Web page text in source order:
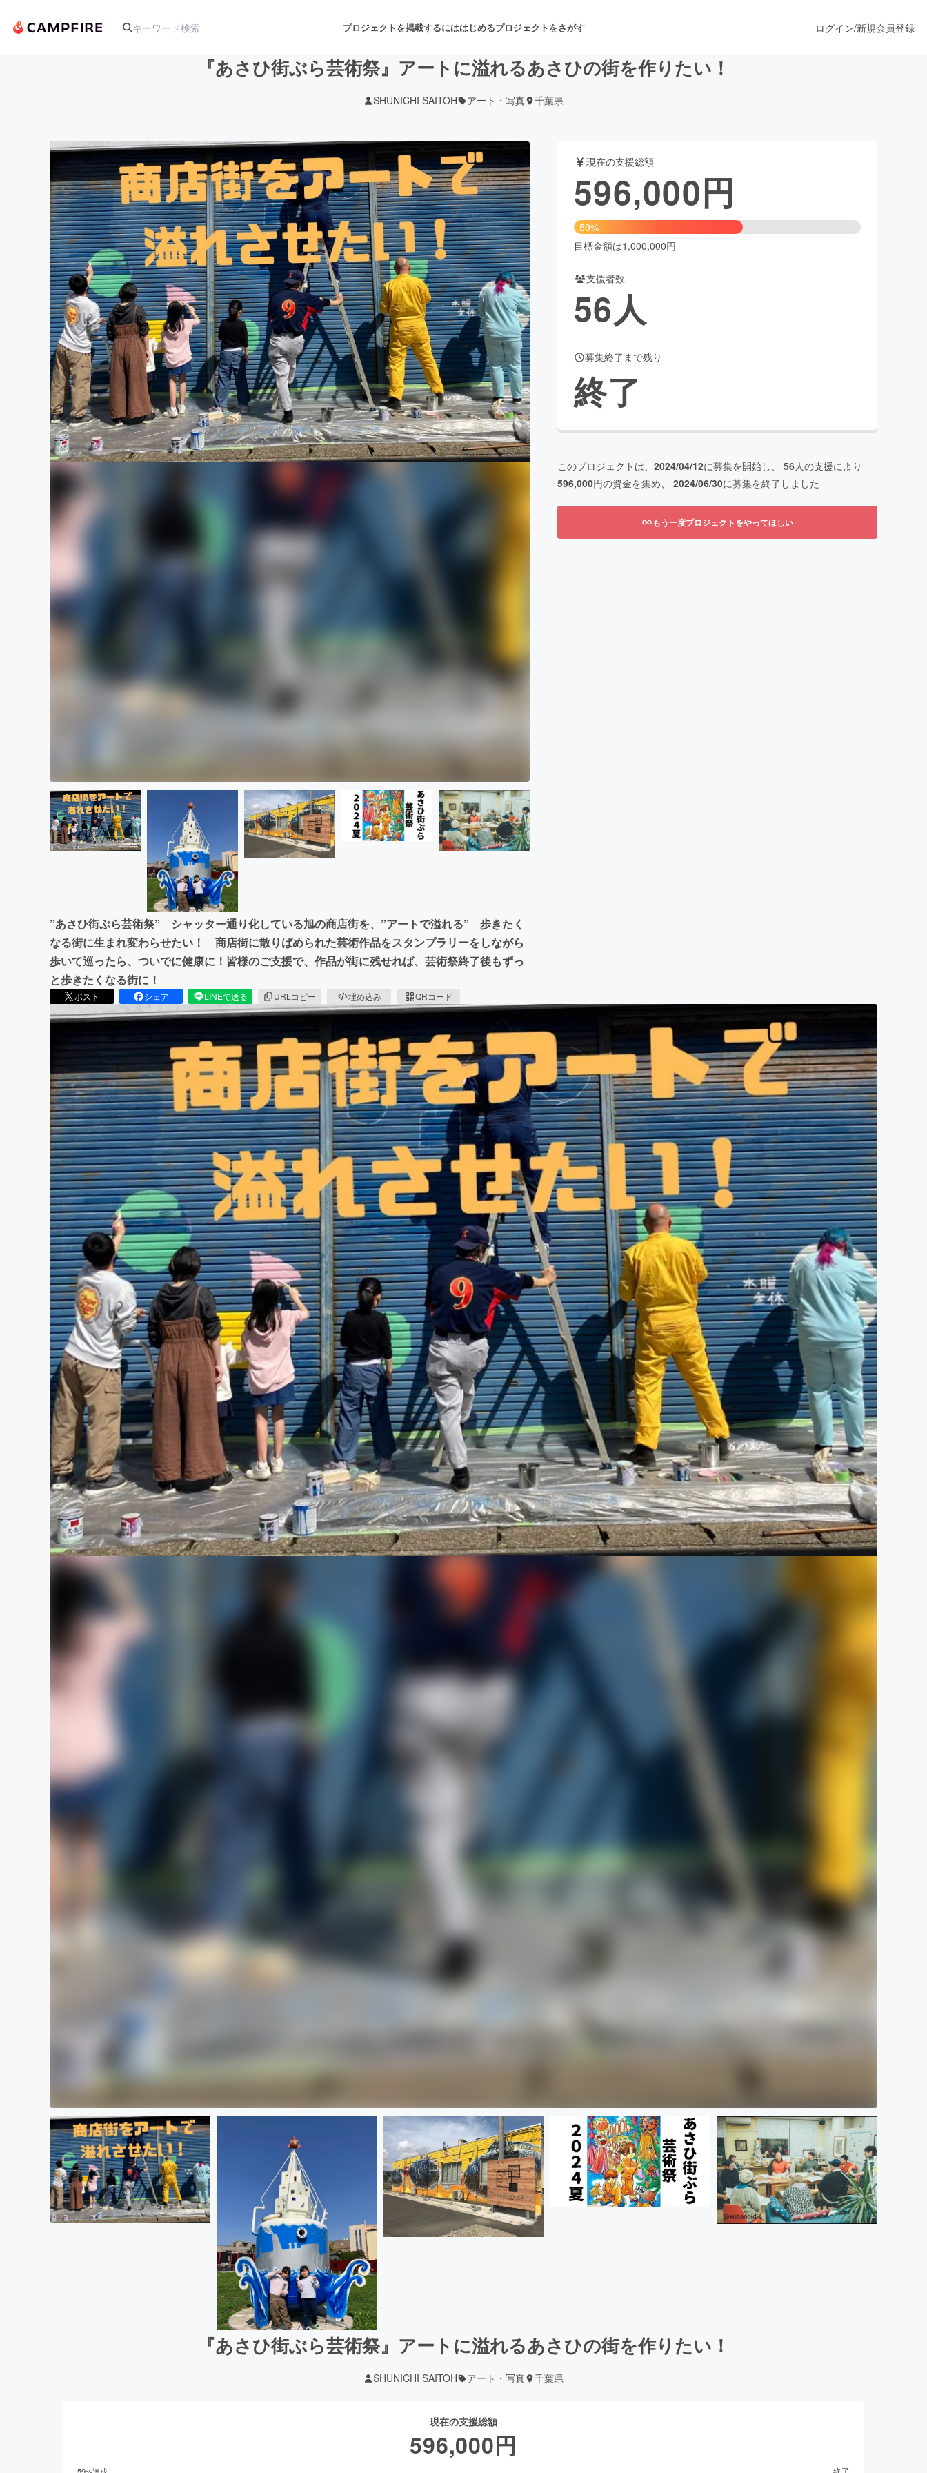
プロジェクトを掲載するにははじめるプロジェクトをさがす
アート・写真 音楽 舞台・パフォーマンス
テクノロジー・ガジェット ゲーム・サービス開発 フード・飲食店 ファッション
映像・映画 書籍・雑誌出版 アニメ・漫画
ビジネス・起業 チャレンジ ビューティー・ヘルスケア
まちづくり・地域活性化
CAMPFIRE for Social GoodCAMPFIRE Creation
CAMPFIREふるさと納税machi-yaコミュニティ
ログイン/新規会員登録
『あさひ街ぶら芸術祭』アートに溢れるあさひの街を作りたい！
SHUNICHI SAITOH アート・写真 千葉県
”あさひ街ぶら芸術祭” シャッター通り化している旭の商店街を、”アートで溢れる” 歩きたく
なる街に生まれ変わらせたい！ 商店街に散りばめられた芸術作品をスタンプラリーをしながら
歩いて巡ったら、ついでに健康に！皆様のご支援で、作品が街に残せれば、芸術祭終了後もずっ
と歩きたくなる街に！
ポスト シェア LINEで送る URLコピー 埋め込み QRコード
現在の支援総額
596,000円
59%
目標金額は1,000,000円
支援者数
56人
募集終了まで残り
終了
このプロジェクトは、 2024/04/12に募集を開始し、 56人の支援により
596,000円の資金を集め、 2024/06/30に募集を終了しました
もう一度プロジェクトをやってほしい
『あさひ街ぶら芸術祭』アートに溢れるあさひの街を作りたい！
SHUNICHI SAITOH アート・写真 千葉県
現在の支援総額
596,000円